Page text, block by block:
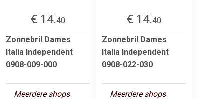
€ 14.40
Zonnebril Dames
Italia Independent
0908-009-000
Meerdere shops
€ 14.40
Zonnebril Dames
Italia Independent
0908-022-030
Meerdere shops